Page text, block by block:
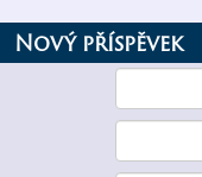
Nový příspěvek